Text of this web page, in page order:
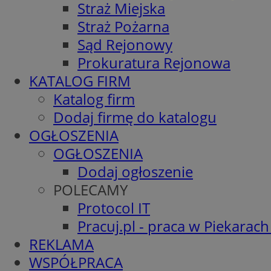
Straż Miejska
Straż Pożarna
Sąd Rejonowy
Prokuratura Rejonowa
KATALOG FIRM
Katalog firm
Dodaj firmę do katalogu
OGŁOSZENIA
OGŁOSZENIA
Dodaj ogłoszenie
POLECAMY
Protocol IT
Pracuj.pl - praca w
REKLAMA
WSPÓŁPRACA